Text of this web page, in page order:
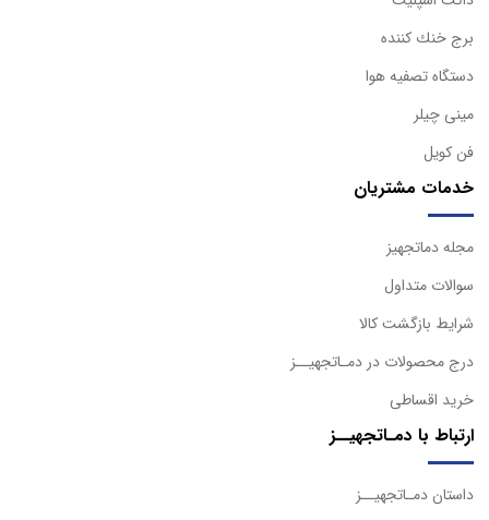
برج خنك كننده
دستگاه تصفيه هوا
مینی چیلر
فن کویل
خدمات مشتریان
مجله دماتجهیز
سوالات متداول
شرایط بازگشت کالا
درج محصولات در دمـاتجهیــز
خرید اقساطی
ارتباط با دمـاتجهیــز
داستان دمـاتجهیــز